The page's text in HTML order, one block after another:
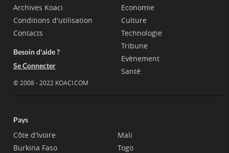
Archives Koaci
Conditions d'utilisation
Contacts
Besoin d'aide ?
Se Connecter
© 2008 - 2022 KOACI.COM
Economie
Culture
Technologie
Tribune
Evènement
Santé
Pays
Côte d'Ivoire
Burkina Faso
Mali
Togo